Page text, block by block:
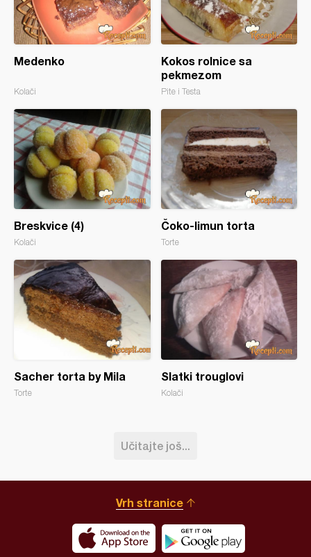
Medenko
Kolači
Kokos rolnice sa
pekmezom
Pite i Testa
Breskvice (4)
Kolači
Čoko-limun torta
Torte
Sacher torta by Mila
Torte
Slatki trouglovi
Kolači
Učitajte još...
Vrh stranice